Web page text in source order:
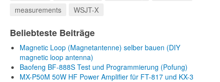
measurements
WSJT-X
Beliebteste Beiträge
Magnetic Loop (Magnetantenne) selber bauen (DIY
magnetic loop antenna)
Baofeng BF-888S Test und Programmierung (Pofung)
MX-P50M 50W HF Power Amplifier für FT-817 und KX-3